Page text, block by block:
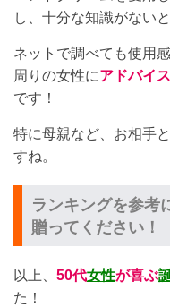
し、十分な知識がない
ネットで調べても使用
周りの女性にアドバイス
です！
特に母親など、お相手
すね。
ランキングを参考
贈ってください！
以上、 50代女性が喜ぶ
た！